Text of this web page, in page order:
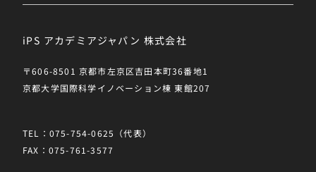
iPS アカデミアジャパン 株式会社
〒606-8501 京都市左京区吉田本町36番地1
京都大学国際科学イノベーション棟 東館207
TEL：075-754-0625（代表）
FAX：075-761-3577